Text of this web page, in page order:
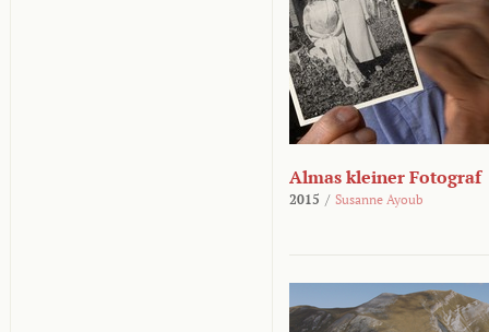
Almas kleiner Fotograf
2015 / Susanne Ayoub